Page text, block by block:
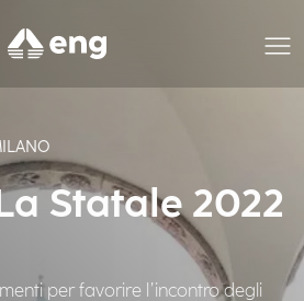
Statale 2022
per favorire l’incontro degli